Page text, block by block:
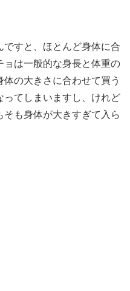
すと、ほとんど身体に合
ョは一般的な身長と体重の
の大きさに合わせて買う
ってしまいますし、けれど
も身体が大きすぎて入ら